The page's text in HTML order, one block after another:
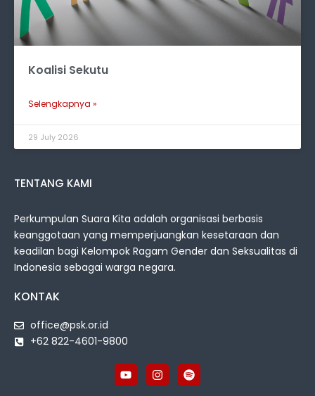
Koalisi Sekutu
Selengkapnya »
29 July 2026
TENTANG KAMI
Perkumpulan Suara Kita adalah organisasi berbasis
keanggotaan yang memperjuangkan kesetaraan dan
keadilan bagi Kelompok Ragam Gender dan Seksualitas di
Indonesia sebagai warga negara.
KONTAK
office@psk.or.id
+62 822-4601-9800